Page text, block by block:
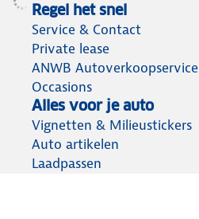
Regel het snel
Service & Contact
Private lease
ANWB Autoverkoopservice
Occasions
Alles voor je auto
Vignetten & Milieustickers
Auto artikelen
Laadpassen